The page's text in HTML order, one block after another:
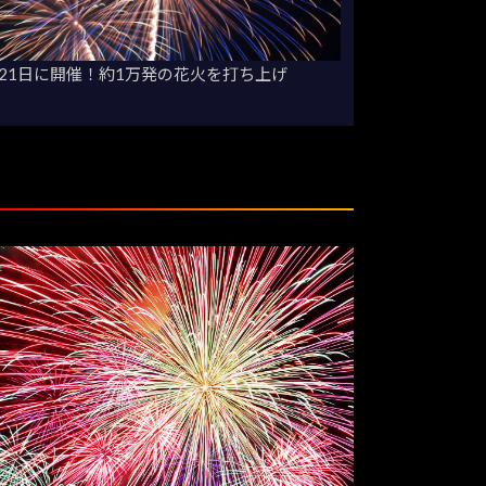
日に開催！約1万発の花火を打ち上げ